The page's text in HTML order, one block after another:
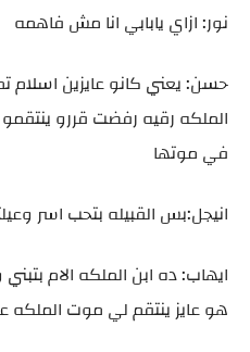
نور: ازاي يابابي انا مش فاهمه
حسن: يعني كانو عايزين اسلام
الملكه رقيه رفضت قررو
في موتها
انيجل:بس القبيله بتحب اسر
ايهاب: ده ابن الملكه الام
هو عايز ينتقم لي موت الملكه